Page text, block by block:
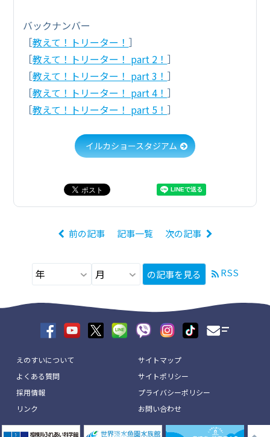
バックナンバー
［教えて！トリーター！ ］
［教えて！トリーター！ part 2！ ］
［教えて！トリーター！ part 3！ ］
［教えて！トリーター！ part 4！ ］
［教えて！トリーター！ part 5！ ］
イルカショースタジアム
前の記事 記事一覧 次の記事
の記事を見る RSS
えのすいについて
よくある質問
採用情報
リンク
サイトマップ
サイトポリシー
プライバシーポリシー
お問い合わせ